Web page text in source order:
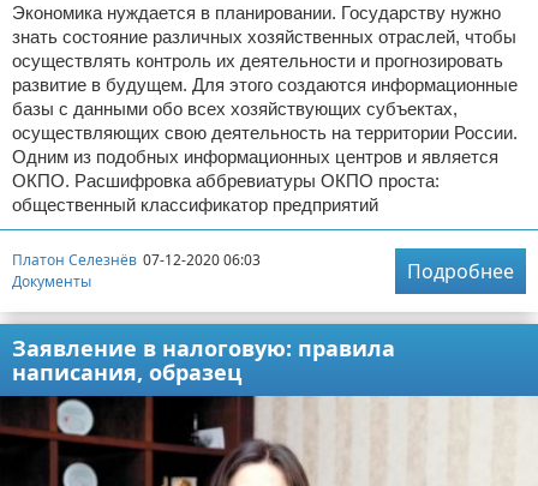
Экономика нуждается в планировании. Государству нужно
знать состояние различных хозяйственных отраслей, чтобы
осуществлять контроль их деятельности и прогнозировать
развитие в будущем. Для этого создаются информационные
базы с данными обо всех хозяйствующих субъектах,
осуществляющих свою деятельность на территории России.
Одним из подобных информационных центров и является
ОКПО. Расшифровка аббревиатуры ОКПО проста:
общественный классификатор предприятий
Платон Селезнёв 07-12-2020 06:03
Документы
Подробнее
Заявление в налоговую: правила
написания, образец